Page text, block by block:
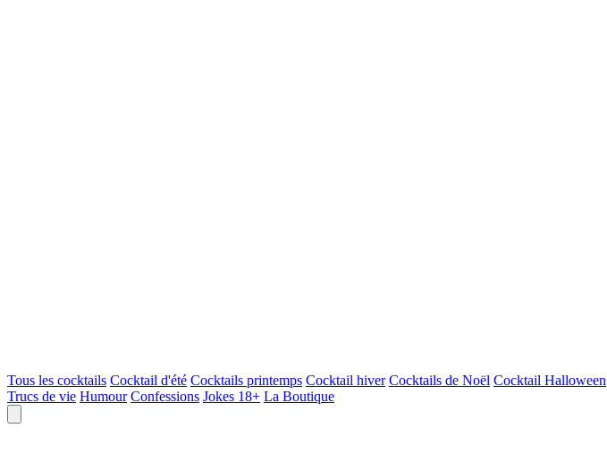
Tous les cocktails Cocktail d'été Cocktails printemps Cocktail hiver Cocktails de Noël Cocktail Halloween
Trucs de vie Humour Confessions Jokes 18+ La Boutique